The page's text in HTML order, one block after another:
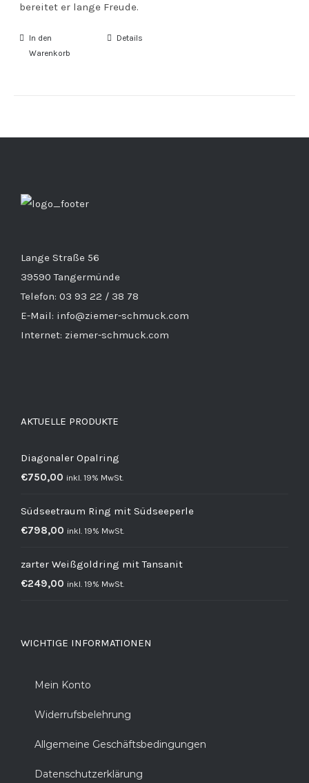
bereitet er lange Freude.
In den
Warenkorb
Details
Lange Straße 56
39590 Tangermünde
Telefon: 03 93 22 / 38 78
E-Mail: info@ziemer-schmuck.com
Internet: ziemer-schmuck.com
AKTUELLE PRODUKTE
Diagonaler Opalring
€750,00 inkl. 19% MwSt.
Südseetraum Ring mit Südseeperle
€798,00 inkl. 19% MwSt.
zarter Weißgoldring mit Tansanit
€249,00 inkl. 19% MwSt.
WICHTIGE INFORMATIONEN
Mein Konto
Widerrufsbelehrung
Allgemeine Geschäftsbedingungen
Datenschutzerklärung